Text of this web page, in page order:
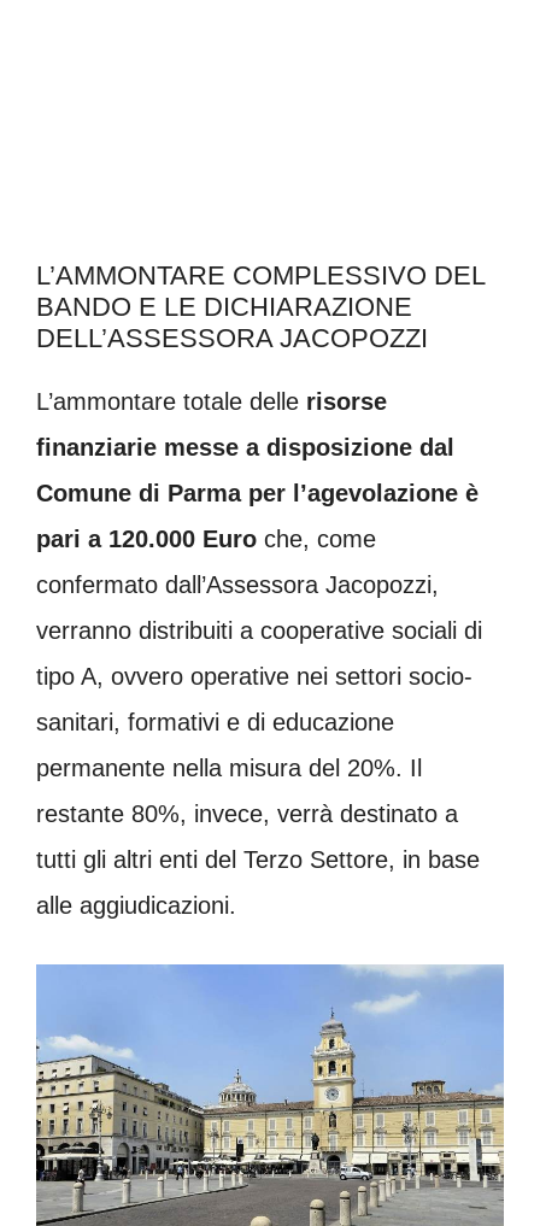
L’AMMONTARE COMPLESSIVO DEL
BANDO E LE DICHIARAZIONE
DELL’ASSESSORA JACOPOZZI
L’ammontare totale delle risorse
finanziarie messe a disposizione dal
Comune di Parma per l’agevolazione è
pari a 120.000 Euro che, come
confermato dall’Assessora Jacopozzi,
verranno distribuiti a cooperative sociali di
tipo A, ovvero operative nei settori socio-
sanitari, formativi e di educazione
permanente nella misura del 20%. Il
restante 80%, invece, verrà destinato a
tutti gli altri enti del Terzo Settore, in base
alle aggiudicazioni.